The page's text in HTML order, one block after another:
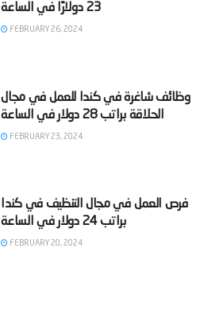
FEBRUARY 26, 2024
‫وظائف شاغرة في كندا للعمل في مجال
FEBRUARY 23, 2024
‫فرص العمل في مجال التنظيف في كندا
براتب 24 دولار في الساعة‬
FEBRUARY 20, 2024